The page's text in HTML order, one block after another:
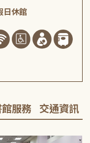
日休館
服務 交通資訊